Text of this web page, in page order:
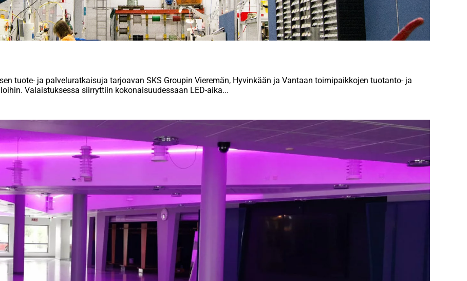
tuote- ja palveluratkaisuja tarjoavan SKS Groupin Vieremän, Hyvinkään ja Vantaan toimipaikkojen tuotanto- ja
Valaistuksessa siirryttiin kokonaisuudessaan LED-aika...